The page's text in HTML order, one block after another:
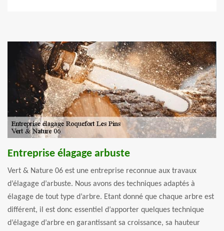
Entreprise élagage arbuste
Vert & Nature 06 est une entreprise reconnue aux travaux
d’élagage d’arbuste. Nous avons des techniques adaptés à
élagage de tout type d’arbre. Etant donné que chaque arbre est
différent, il est donc essentiel d’apporter quelques technique
d’élagage d’arbre en garantissant sa croissance, sa hauteur